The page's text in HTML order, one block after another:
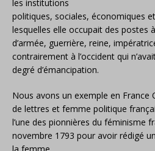
les institutions
politiques, sociales, économiques
lesquelles elle occupait des postes
d’armée, guerrière, reine,
contrairement à l’occident qui
degré d’émancipation.
Nous avons un exemple en France
de lettres et femme politique
l’une des pionnières du féminisme
novembre 1793 pour avoir rédigé